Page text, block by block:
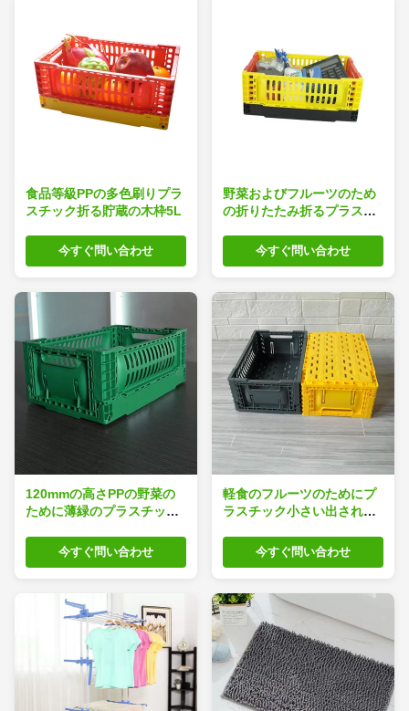
食品等級PPの多色刷りプラ
スチック折る貯蔵の木枠5L
今すぐ問い合わせ
野菜およびフルーツのため
の折りたたみ折るプラスチ
今すぐ問い合わせ
120mmの高さPPの野菜の
ために薄緑のプラスチック
今すぐ問い合わせ
軽食のフルーツのためにプ
ラスチック小さい出された
今すぐ問い合わせ